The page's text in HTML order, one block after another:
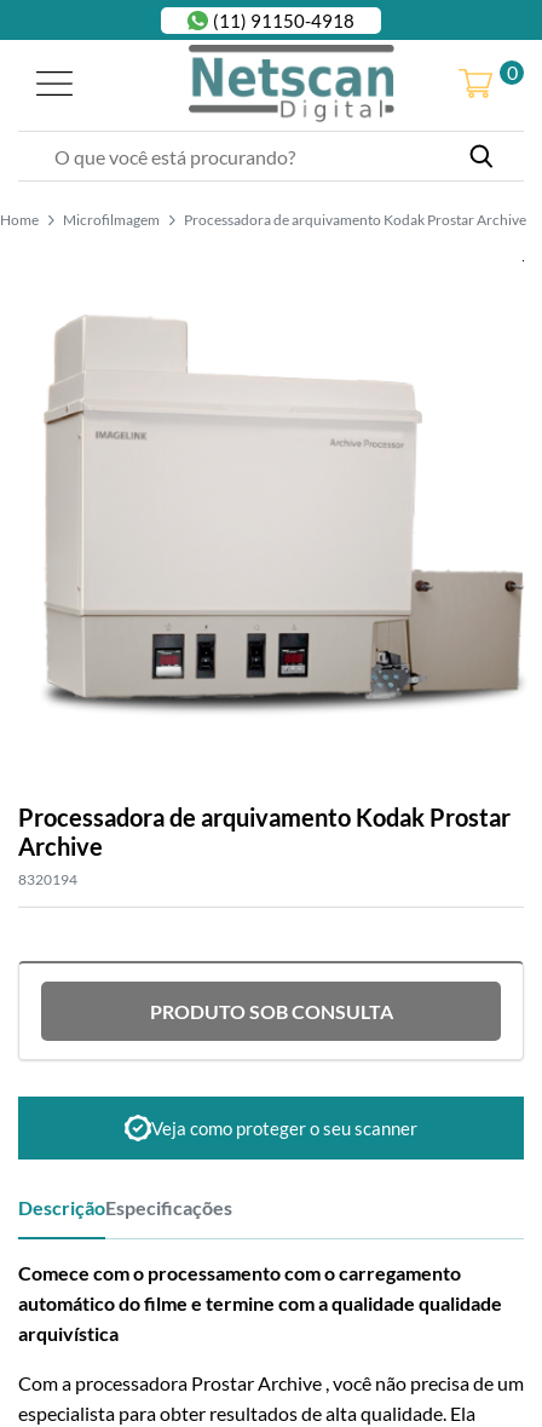
(11) 91150-4918
0
Home Microfilmagem Processadora de arquivamento Kodak Prostar Archive
Processadora de arquivamento Kodak Prostar
Archive
8320194
PRODUTO SOB CONSULTA
Veja como proteger o seu scanner
DescriçãoEspecificações
Comece com o processamento com o carregamento
automático do filme e termine com a qualidade qualidade
arquivística
Com a processadora Prostar Archive , você não precisa de um
especialista para obter resultados de alta qualidade. Ela